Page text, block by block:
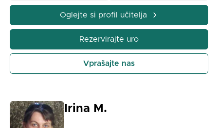
vseh ravneh: od popolnih začetnikov do naprednih
študentov, ki želijo izboljšati svoje znanje.
Oglejte si profil učitelja
Rezervirajte uro
Vprašajte nas
Irina M.